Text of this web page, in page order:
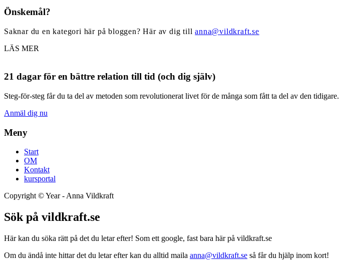
Önskemål?
Saknar du en kategori här på bloggen? Här av dig tillanna@vildkraft.se
LÄS MER
21 dagar för en bättre relation till tid (och dig själv)
Steg-för-steg får du ta del av metoden som revolutionerat livet för de många som fått ta del av den tidigare.
Anmäl dig nu
Meny
Start
OM
Kontakt
kursportal
Copyright ©Year- Anna Vildkraft
Sök på vildkraft.se
Här kan du söka rätt på det du letar efter! Som ett google, fast bara här på vildkraft.se
Om du ändå inte hittar det du letar efter kan du alltid maila anna@vildkraft.se så får du hjälp inom kort!